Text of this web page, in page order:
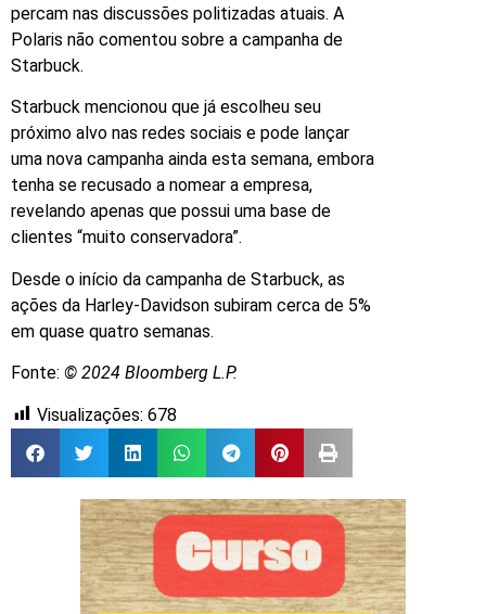
percam nas discussões politizadas atuais. A
Polaris não comentou sobre a campanha de
Starbuck.
Starbuck mencionou que já escolheu seu
próximo alvo nas redes sociais e pode lançar
uma nova campanha ainda esta semana, embora
tenha se recusado a nomear a empresa,
revelando apenas que possui uma base de
clientes “muito conservadora”.
Desde o início da campanha de Starbuck, as
ações da Harley-Davidson subiram cerca de 5%
em quase quatro semanas.
Fonte: © 2024 Bloomberg L.P.
Visualizações: 678